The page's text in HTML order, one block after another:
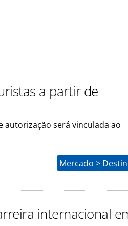
a partir de
autorização será vinculada ao
Mercado >
internacional